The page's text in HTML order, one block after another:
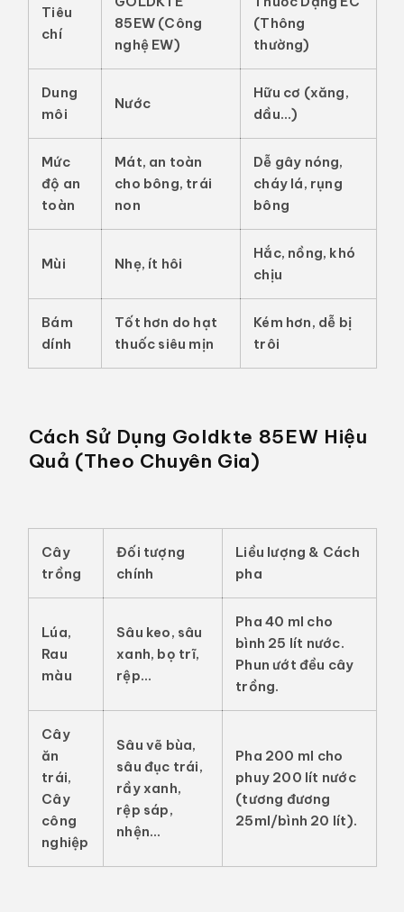
Tiêu
chí
85EW (Công
nghệ EW)
(Thông
thường)
Dung
môi
Nước
Hữu cơ (xăng,
dầu...)
Mức
độ an
toàn
Mát, an toàn
cho bông, trái
non
Dễ gây nóng,
cháy lá, rụng
bông
Mùi Nhẹ, ít hôi
Hắc, nồng, khó
chịu
Bám
dính
Tốt hơn do hạt
thuốc siêu mịn
Kém hơn, dễ bị
trôi
Cách Sử Dụng Goldkte 85EW Hiệu
Quả (Theo Chuyên Gia)
Cây
trồng
Đối tượng
chính
Liều lượng & Cách
pha
Lúa,
Rau
màu
Sâu keo, sâu
xanh, bọ trĩ,
rệp...
Pha40 ml cho
bình 25 lít nước.
Phun ướt đều cây
trồng.
Cây
ăn
trái,
Cây
công
nghiệp
Sâu vẽ bùa,
sâu đục trái,
rầy xanh,
rệp sáp,
nhện...
Pha 200 ml cho
phuy 200 lít nước
(tương đương
25ml/bình 20 lít).